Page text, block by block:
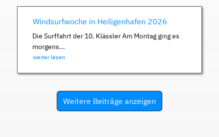
Windsurfwoche in Heiligenhafen 2026
Die Surffahrt der 10. Klässler Am Montag ging es
morgens...
weiter lesen
Weitere Beiträge anzeigen